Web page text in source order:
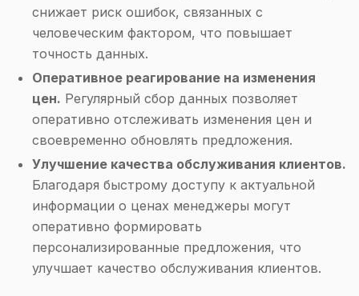
снижает риск ошибок, связанных с
человеческим фактором, что повышает
точность данных.
Оперативное реагирование на изменения
цен. Регулярный сбор данных позволяет
оперативно отслеживать изменения цен и
своевременно обновлять предложения.
Улучшение качества обслуживания клиентов.
Благодаря быстрому доступу к актуальной
информации о ценах менеджеры могут
оперативно формировать
персонализированные предложения, что
улучшает качество обслуживания клиентов.